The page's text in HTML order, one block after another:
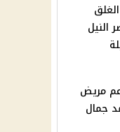
النيل
مريض
جمال